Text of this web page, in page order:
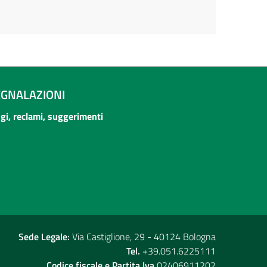
reclami, suggerimenti
Sede Legale: Via Castiglione, 29 - 40124 Bologna
Tel. +39.051.6225111